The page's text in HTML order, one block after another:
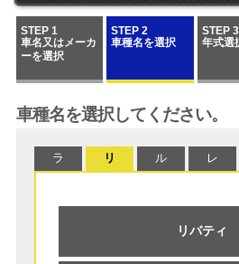
STEP 1
車名又はメーカ
ーを選択
STEP 2
車種名を選択
STEP 3
年式選
車種名を選択してください。
ラ リ ル レ
リバティ